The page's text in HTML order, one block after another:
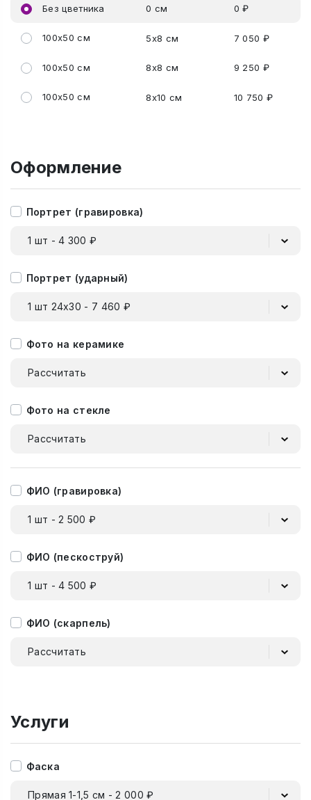
Без цветника 0 см 0 ₽
100x50 см 5x8 см 7 050 ₽
100x50 см 8x8 см 9 250 ₽
100x50 см 8x10 см 10 750 ₽
Оформление
Портрет (гравировка)
1 шт - 4 300 ₽
Портрет (ударный)
1 шт 24х30 - 7 460 ₽
Фото на керамике
Рассчитать
Фото на стекле
Рассчитать
ФИО (гравировка)
1 шт - 2 500 ₽
ФИО (пескоструй)
1 шт - 4 500 ₽
ФИО (скарпель)
Рассчитать
Услуги
Фаска
Прямая 1-1,5 см - 2 000 ₽